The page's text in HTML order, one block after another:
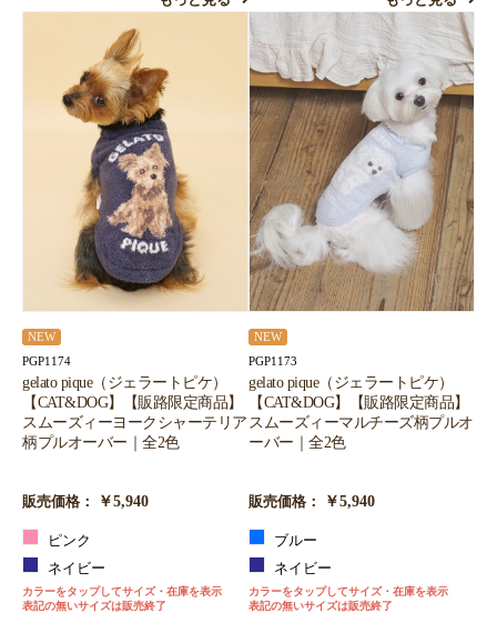
NEW
PGP1174
gelato pique（ジェラートピケ）
【CAT&DOG】【販路限定商品】
スムーズィーヨークシャーテリア
柄プルオーバー｜全2色
販売価格： ￥5,940
ピンク
ネイビー
カラーをタップしてサイズ・在庫を表示
表記の無いサイズは販売終了
NEW
PGP1173
gelato pique（ジェラートピケ）
【CAT&DOG】【販路限定商品】
スムーズィーマルチーズ柄プルオ
ーバー｜全2色
販売価格： ￥5,940
ブルー
ネイビー
カラーをタップしてサイズ・在庫を表示
表記の無いサイズは販売終了